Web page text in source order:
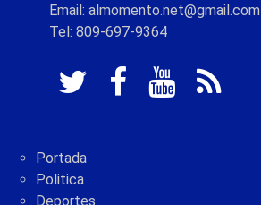
Email: almomento.net@gmail.com
Tel: 809-697-9364
Portada
Politica
Deportes